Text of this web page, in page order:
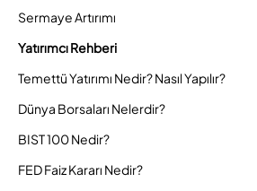
Sermaye Artırımı
Yatırımcı Rehberi
Temettü Yatırımı Nedir? Nasıl Yapılır?
Dünya Borsaları Nelerdir?
BIST 100 Nedir?
FED Faiz Kararı Nedir?